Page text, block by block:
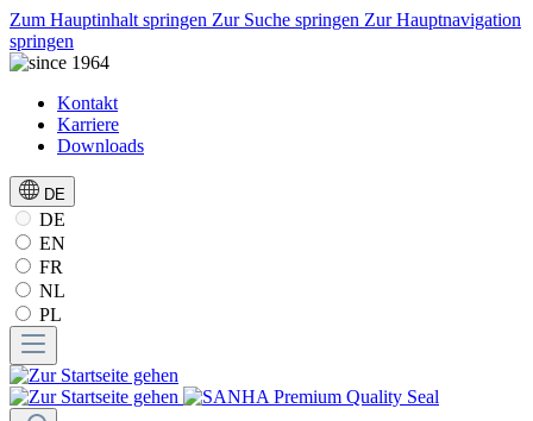
Zum Hauptinhalt springen Zur Suche springen Zur Hauptnavigation
springen
Kontakt
Karriere
Downloads
DE
DE
EN
FR
NL
PL